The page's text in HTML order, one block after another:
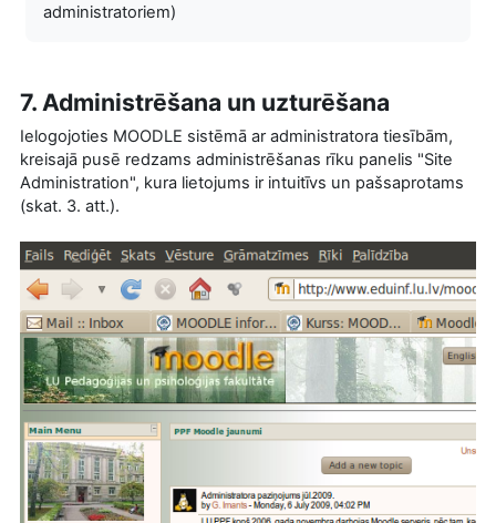
administratoriem)
7. Administrēšana un uzturēšana
Ielogojoties MOODLE sistēmā ar administratora tiesībām,
kreisajā pusē redzams administrēšanas rīku panelis "Site
Administration", kura lietojums ir intuitīvs un pašsaprotams
(skat. 3. att.).